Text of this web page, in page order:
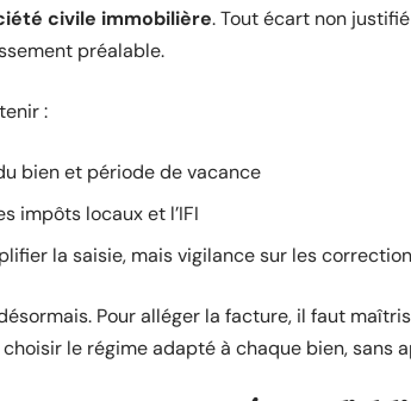
civile immobilière. Tout écart non
préalable.
:
bien et période de vacance
impôts locaux et l’IFI
la saisie, mais vigilance sur les
Pour alléger la facture, il faut
le régime adapté à chaque bien, sans